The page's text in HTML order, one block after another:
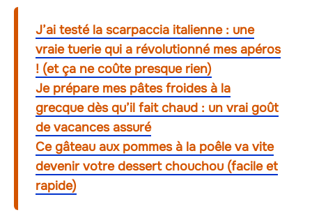
J’ai testé la scarpaccia italienne : une
vraie tuerie qui a révolutionné mes apéros
! (et ça ne coûte presque rien)
Je prépare mes pâtes froides à la
grecque dès qu’il fait chaud : un vrai goût
de vacances assuré
Ce gâteau aux pommes à la poêle va vite
devenir votre dessert chouchou (facile et
rapide)